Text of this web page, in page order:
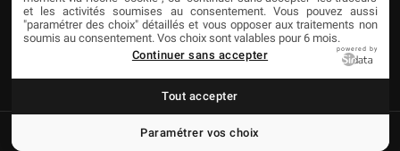
Foot en France
Football Addict
© Copyright Tellement Foot Réalisation Tólmi Studio
et les activités soumises au consentement. Vous pouvez aussi
"paramétrer des choix" détaillés et vous opposer aux traitements non
soumis au consentement. Vos choix sont valables pour 6 mois.
Continuer sans accepter
powered by
Paramétrer vos choix
Tout accepter